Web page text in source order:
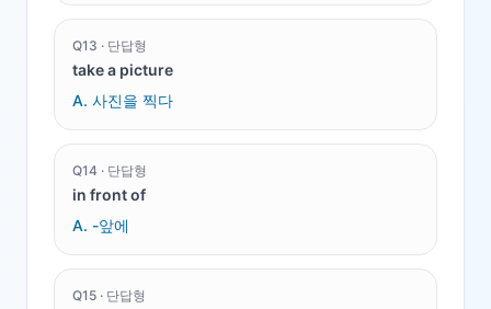
Q13 · 단답형
take a picture
A. 사진을 찍다
Q14 · 단답형
in front of
A. -앞에
Q15 · 단답형